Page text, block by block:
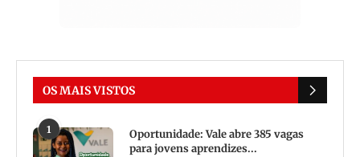
OS MAIS VISTOS
1
Oportunidade: Vale abre 385 vagas
para jovens aprendizes...